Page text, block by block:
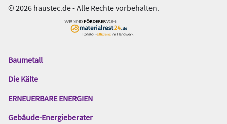
© 2026 haustec.de - Alle Rechte vorbehalten.
Das
Gentner
Baumetall
Die Kälte
ERNEUERBARE ENERGIEN
Gebäude-Energieberater